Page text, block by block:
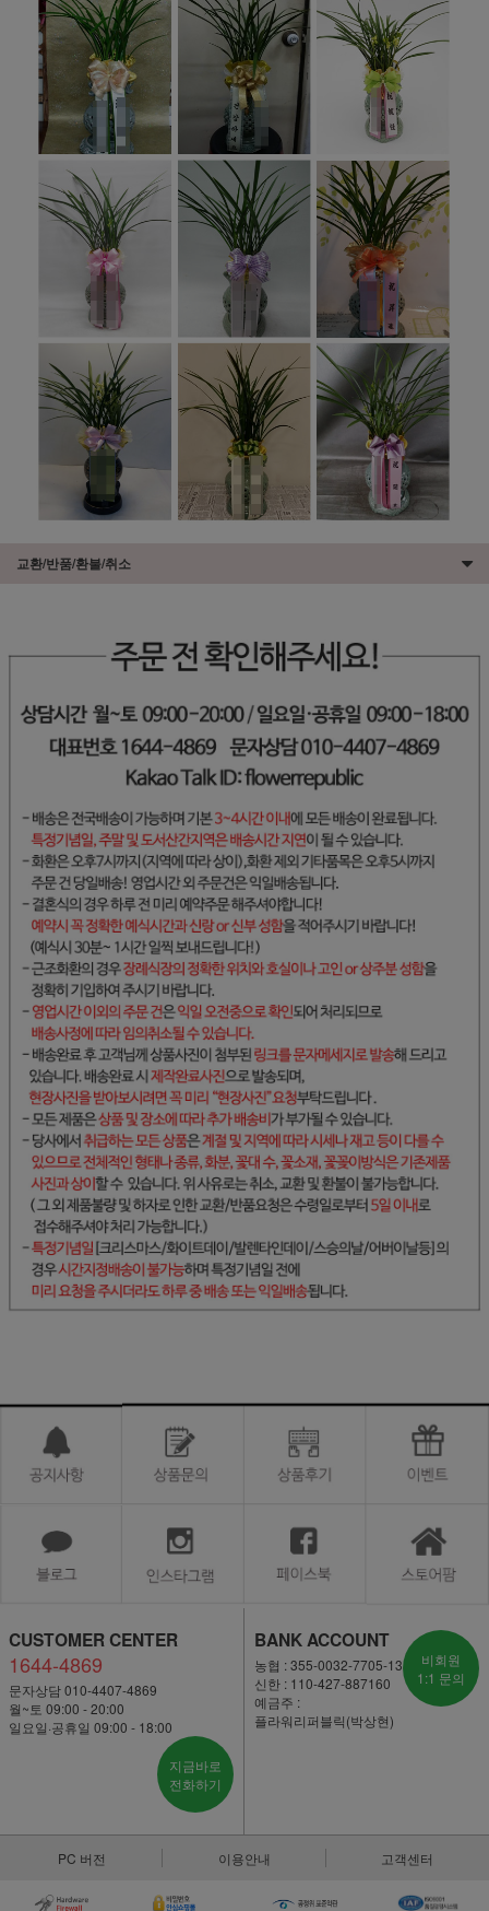
교환/반품/환불/취소
CUSTOMER CENTER
1644-4869
문자상담 010-4407-4869
월~토 09:00 - 20:00
일요일·공휴일 09:00 - 18:00
지금바로
전화하기
BANK ACCOUNT
농협 : 355-0032-7705-13
신한 : 110-427-887160
예금주 :
플라워리퍼블릭(박상현)
비회원
1:1 문의
PC 버전 이용안내 고객센터